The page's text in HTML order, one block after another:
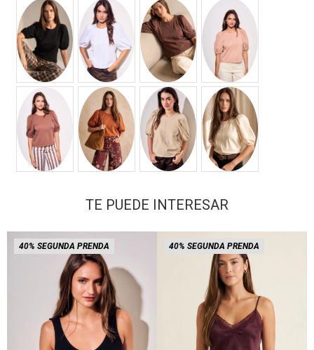
TE PUEDE INTERESAR
40% SEGUNDA PRENDA 40% SEGUNDA PRENDA